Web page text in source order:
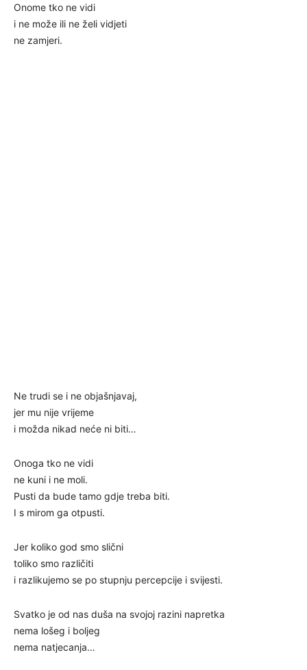
Onome tko ne vidi
i ne može ili ne želi vidjeti
ne zamjeri.
Ne trudi se i ne objašnjavaj,
jer mu nije vrijeme
i možda nikad neće ni biti…
Onoga tko ne vidi
ne kuni i ne moli.
Pusti da bude tamo gdje treba biti.
I s mirom ga otpusti.
Jer koliko god smo slični
toliko smo različiti
i razlikujemo se po stupnju percepcije i svijesti.
Svatko je od nas duša na svojoj razini napretka
nema lošeg i boljeg
nema natjecanja…